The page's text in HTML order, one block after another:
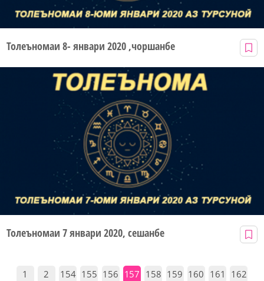
Толеъномаи 8- январи 2020 ,чоршанбе
Толеъномаи 7 январи 2020, сешанбе
1 2 154 155 156 157 158 159 160 161 162